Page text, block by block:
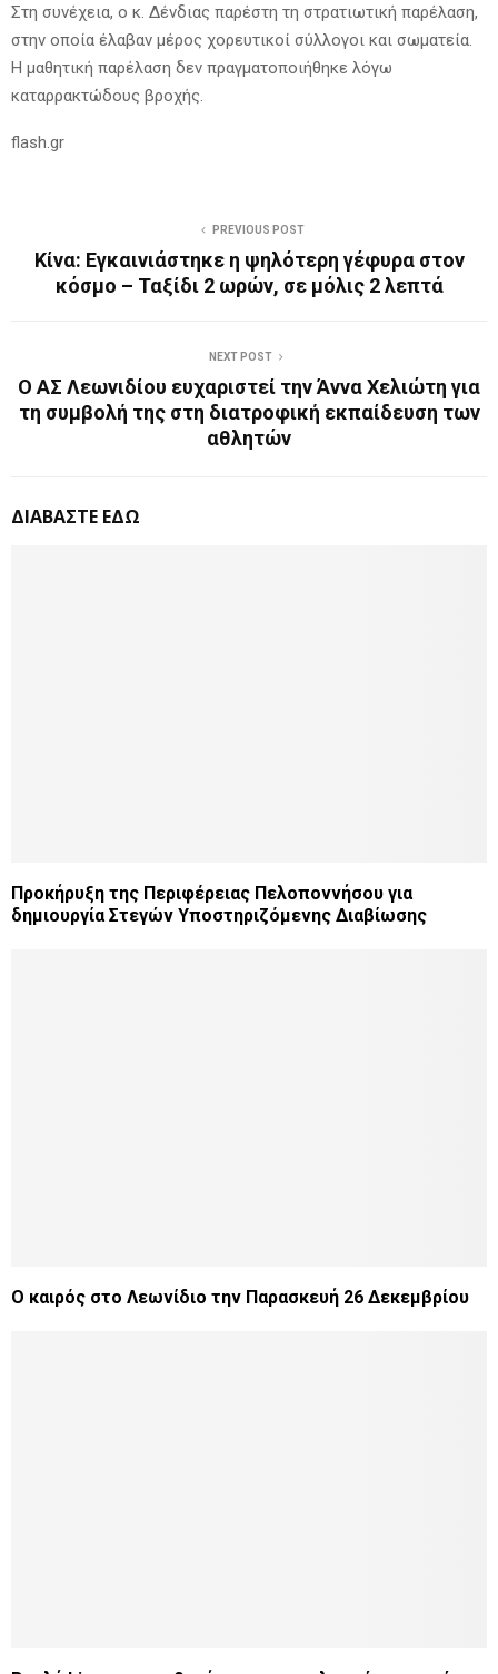
Στη συνέχεια, ο κ. Δένδιας παρέστη τη στρατιωτική παρέλαση,
στην οποία έλαβαν μέρος χορευτικοί σύλλογοι και σωματεία.
Η μαθητική παρέλαση δεν πραγματοποιήθηκε λόγω
καταρρακτώδους βροχής.
flash.gr
PREVIOUS POST
Κίνα: Εγκαινιάστηκε η ψηλότερη γέφυρα στον
κόσμο – Ταξίδι 2 ωρών, σε μόλις 2 λεπτά
NEXT POST
Ο ΑΣ Λεωνιδίου ευχαριστεί την Άννα Χελιώτη για
τη συμβολή της στη διατροφική εκπαίδευση των
αθλητών
ΔΙΑΒΑΣΤΕ ΕΔΩ
Προκήρυξη της Περιφέρειας Πελοποννήσου για
δημιουργία Στεγών Υποστηριζόμενης Διαβίωσης
Ο καιρός στο Λεωνίδιο την Παρασκευή 26 Δεκεμβρίου